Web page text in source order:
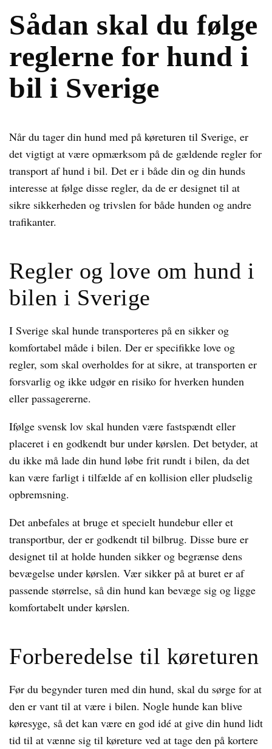
Sådan skal du følge
reglerne for hund i
bil i Sverige
Når du tager din hund med på køreturen til Sverige, er
det vigtigt at være opmærksom på de gældende regler for
transport af hund i bil. Det er i både din og din hunds
interesse at følge disse regler, da de er designet til at
sikre sikkerheden og trivslen for både hunden og andre
trafikanter.
Regler og love om hund i
bilen i Sverige
I Sverige skal hunde transporteres på en sikker og
komfortabel måde i bilen. Der er specifikke love og
regler, som skal overholdes for at sikre, at transporten er
forsvarlig og ikke udgør en risiko for hverken hunden
eller passagererne.
Ifølge svensk lov skal hunden være fastspændt eller
placeret i en godkendt bur under kørslen. Det betyder, at
du ikke må lade din hund løbe frit rundt i bilen, da det
kan være farligt i tilfælde af en kollision eller pludselig
opbremsning.
Det anbefales at bruge et specielt hundebur eller et
transportbur, der er godkendt til bilbrug. Disse bure er
designet til at holde hunden sikker og begrænse dens
bevægelse under kørslen. Vær sikker på at buret er af
passende størrelse, så din hund kan bevæge sig og ligge
komfortabelt under kørslen.
Forberedelse til køreturen
Før du begynder turen med din hund, skal du sørge for at
den er vant til at være i bilen. Nogle hunde kan blive
køresyge, så det kan være en god idé at give din hund lidt
tid til at vænne sig til køreture ved at tage den på kortere